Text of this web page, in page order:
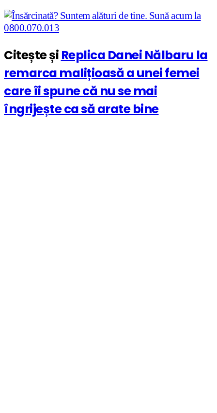
Citește și Replica Danei Nălbaru la
remarca malițioasă a unei femei
care îi spune că nu se mai
îngrijește ca să arate bine